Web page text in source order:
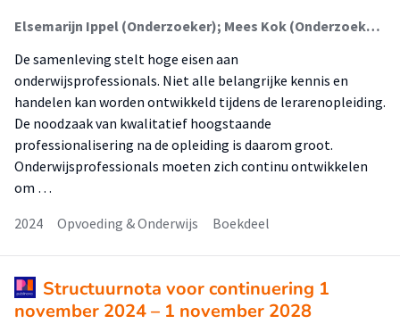
Elsemarijn Ippel (Onderzoeker); Mees Kok (Onderzoeker); Maaike Koopman (Onderzoeker); Angela de Jong (Onderzoeker)
De samenleving stelt hoge eisen aan
onderwijsprofessionals. Niet alle belangrijke kennis en
handelen kan worden ontwikkeld tijdens de lerarenopleiding.
De noodzaak van kwalitatief hoogstaande
professionalisering na de opleiding is daarom groot.
Onderwijsprofessionals moeten zich continu ontwikkelen
om …
2024
Opvoeding & Onderwijs Boekdeel
Structuurnota voor continuering 1
november 2024 – 1 november 2028